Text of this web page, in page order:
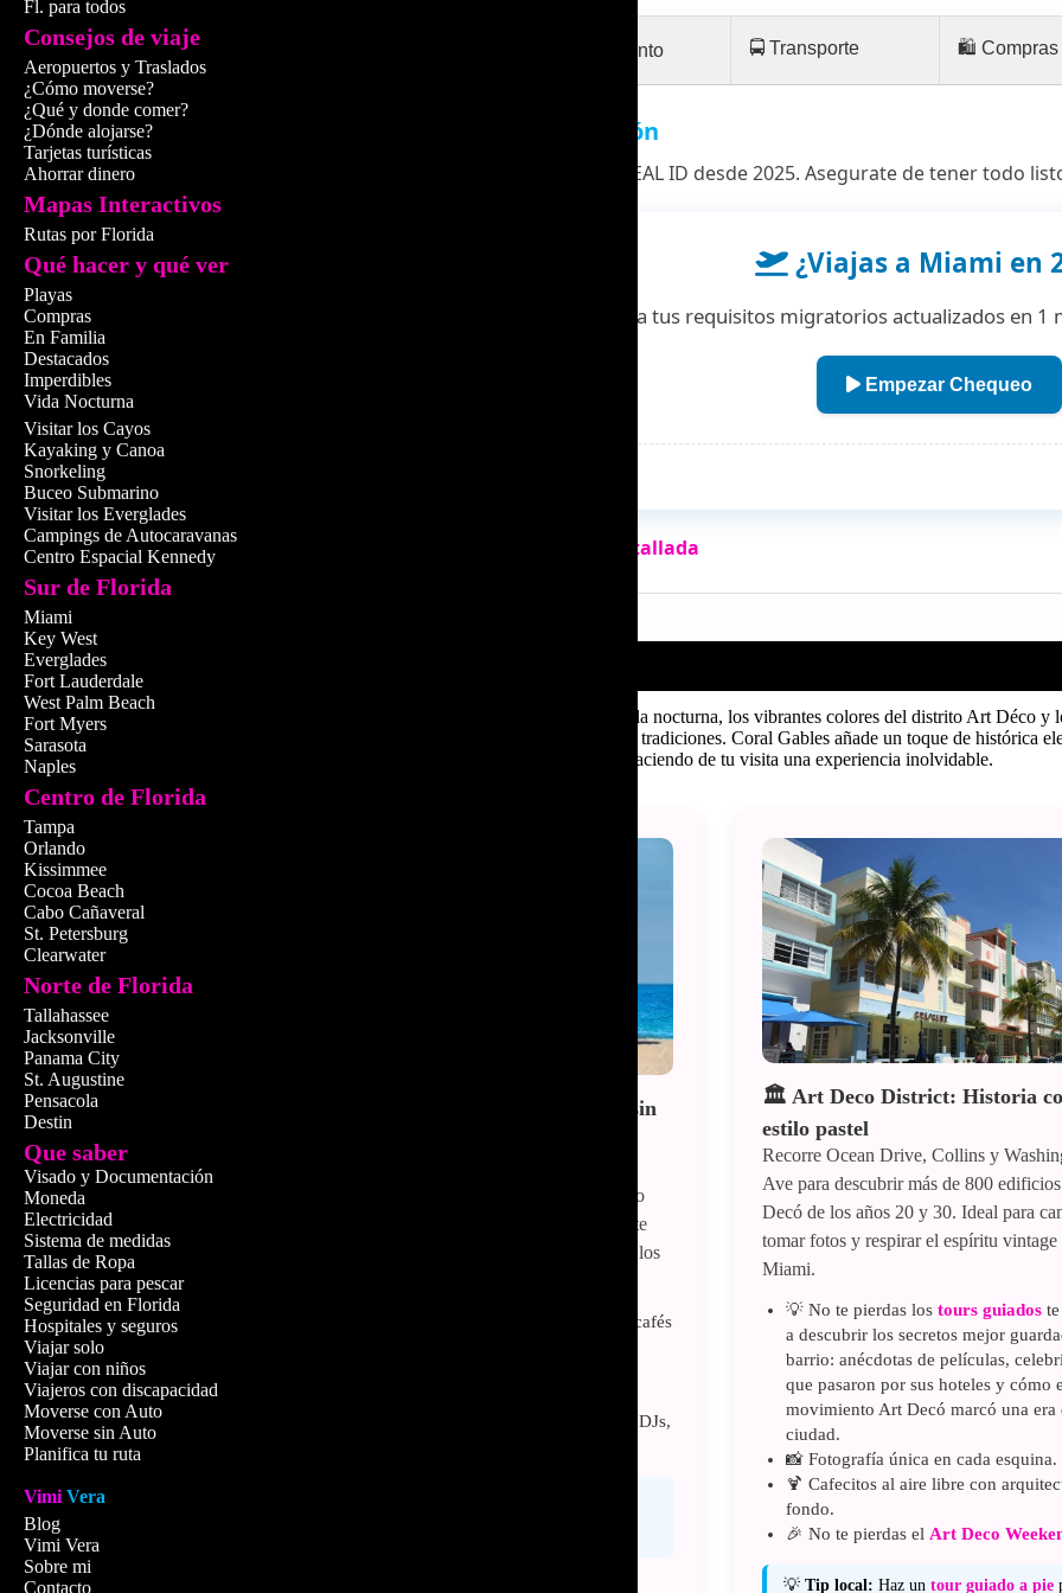
🏨 Alojamiento 🚍 Transporte 🛍️ Compras
🛂 Visado y documentación
Pasaporte válido, visa o ESTA y REAL ID desde 2025. Asegurate de tener todo
¿Viajas a Miami en
Chequea tus requisitos migratorios actualizados en
Empezar Chequeo
Ver información completa y detallada
En Miami, puedes disfrutar de la animada vida nocturna, los vibrantes colores del distrito Art Déco
un ritmo y energía únicos, llenos de cultura y tradiciones. Coral Gables añade un toque de histórica
combina belleza, entretenimiento y cultura, haciendo de tu visita una experiencia inolvidable.
🏖️ South Beach: Sol, estilo y vida sin
blanca, aguas turquesas, ritmo latino y estilo
Art Decó en cada rincón. Ideal para relajarte
bajo el sol, practicar jet ski o caminar entre los
: compras, arte y cafés
: cócteles, DJs,
🏛️ Art Deco District: Historia
estilo pastel
Recorre Ocean Drive, Collins y
Ave para descubrir más de 800
Decó de los años 20 y 30. Ideal para
tomar fotos y respirar el espíritu vintage
Miami.
💡 No te pierdas los tours guiadoste
a descubrir los secretos mejor
barrio: anécdotas de películas,
que pasaron por sus hoteles y cómo
movimiento Art Decó marcó una era
ciudad.
📸 Fotografía única en cada esquina.
🍹 Cafecitos al aire libre con
fondo.
🎉 No te pierdas el Art Deco
💡 Tip local: Haz un tour guiado a pie
Fl. para todos
Consejos de viaje
Aeropuertos y Traslados
¿Cómo moverse?
¿Qué y donde comer?
¿Dónde alojarse?
Tarjetas turísticas
Ahorrar dinero
Mapas Interactivos
Rutas por Florida
Qué hacer y qué ver
Playas
Compras
En Familia
Destacados
Imperdibles
Vida Nocturna
Visitar los Cayos
Kayaking y Canoa
Snorkeling
Buceo Submarino
Visitar los Everglades
Campings de Autocaravanas
Centro Espacial Kennedy
Sur de Florida
Miami
Key West
Everglades
Fort Lauderdale
West Palm Beach
Fort Myers
Sarasota
Naples
Centro de Florida
Tampa
Orlando
Kissimmee
Cocoa Beach
Cabo Cañaveral
St. Petersburg
Clearwater
Norte de Florida
Tallahassee
Jacksonville
Panama City
St. Augustine
Pensacola
Destin
Que saber
Visado y Documentación
Moneda
Electricidad
Sistema de medidas
Tallas de Ropa
Licencias para pescar
Seguridad en Florida
Hospitales y seguros
Viajar solo
Viajar con niños
Viajeros con discapacidad
Moverse con Auto
Moverse sin Auto
Planifica tu ruta
Vimi Vera
Blog
Vimi Vera
Sobre mi
Contacto